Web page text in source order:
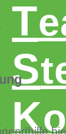
t
s
k